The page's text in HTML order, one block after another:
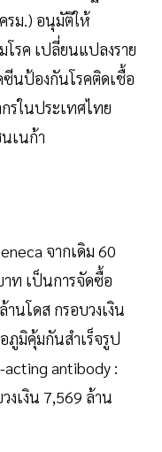
รม.) อนุมัติให้
โรค เปลี่ยนแปลงราย
ซีนป้องกันโรคติดเชื้อ
รในประเทศไทย
เนก้า
จากเดิม 60
าท เป็นการจัดซื้อ
นโดส กรอบวงเงิน
ภูมิคุ้มกันสำเร็จรูป
antibody :
งเงิน 7,569 ล้าน